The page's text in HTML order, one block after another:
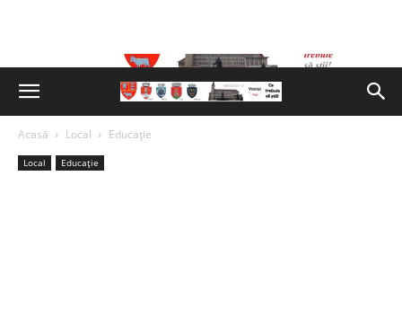
Acasă Local Educație
Local Educație